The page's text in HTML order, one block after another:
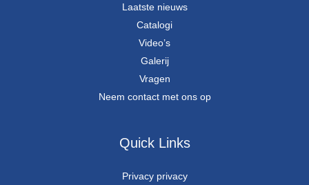
Laatste nieuws
Catalogi
Video’s
Galerij
Vragen
Neem contact met ons op
Quick Links
Privacy privacy